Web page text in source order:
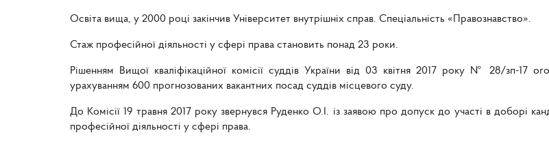
Освіта вища, у 2000 році закінчив Університет внутрішніх справ. Спеціальність «Правознавство».
Стаж професійної діяльності у сфері права становить понад 23 роки.
Рішенням Вищої кваліфікаційної комісії суддів України від 03 квітня 2017 року № 28/зп-17
урахуванням 600 прогнозованих вакантних посад суддів місцевого суду.
До Комісії 19 травня 2017 року звернувся Руденко О.І. із заявою про допуск до участі в доборі
професійної діяльності у сфері права.